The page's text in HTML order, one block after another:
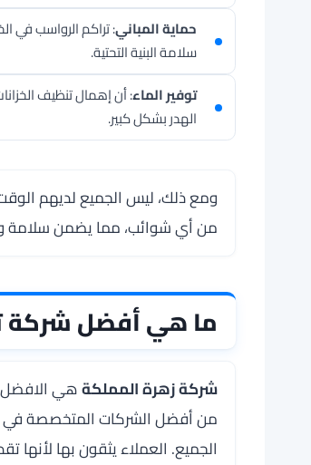
حماية المباني: تراكم الرواسب في
سلامة البنية التحتية.
توفير الماء: أن إهمال تنظيف
الهدر بشكل كبير.
ومع ذلك، ليس الجميع لديهم الوقت
من أي شوائب، مما يضمن سلامة
ما هي أفضل شركة
شركة زهرة المملكةهي الافضل
من أفضل الشركات المتخصصة في
الجميع. العملاء يثقون بها لأنها